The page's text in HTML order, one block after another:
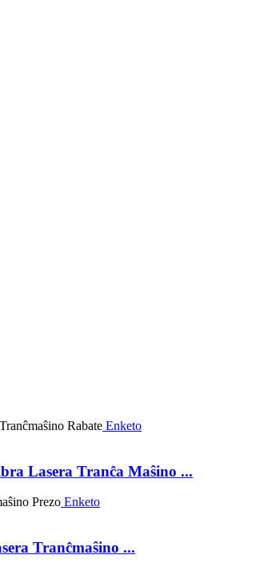
Enketo
Lasera Tranĉa Maŝino ...
Enketo
Tranĉmaŝino ...